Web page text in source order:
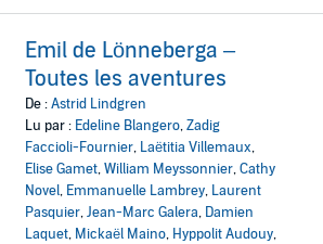
Emil de Lönneberga –
Toutes les aventures
De :Astrid Lindgren
Lu par : Edeline Blangero,Zadig
Faccioli-Fournier, Laëtitia Villemaux,
Elise Gamet,William Meyssonnier,Cathy
Novel, Emmanuelle Lambrey, Laurent
Pasquier,Jean-Marc Galera, Damien
Laquet, Mickaël Maino, Hyppolit Audouy,